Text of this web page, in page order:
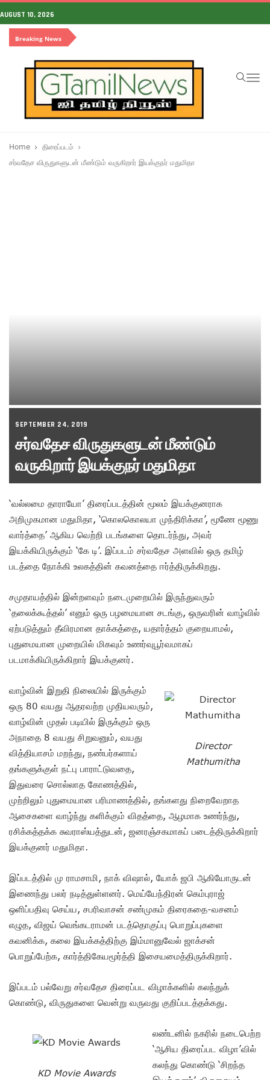
AUGUST 10, 2026
Breaking News
Home
திரைப்படம்
சர்வதேச விருதுகளுடன் மீண்டும் வருகிறார் இயக்குநர் மதுமிதா
SEPTEMBER 24, 2019
சர்வதேச விருதுகளுடன் மீண்டும்
வருகிறார் இயக்குநர் மதுமிதா
‘வல்லமை தாராயோ’ திரைப்படத்தின் மூலம் இயக்குனராக
அறிமுகமான மதுமிதா, ‘கொலகொலயா முந்திரிக்கா’, மூணே மூணு
வார்த்தை’ ஆகிய வெற்றி படங்களை தொடர்ந்து, அவர்
இயக்கியிருக்கும் ‘கே டி’. இப்படம் சர்வதேச அளவில் ஒரு தமிழ்
படத்தை நோக்கி உலகத்தின் கவனத்தை ஈர்த்திருக்கிறது.
சமுதாயத்தில் இன்றளவும் நடைமுறையில் இருந்துவரும்
‘தலைக்கூத்தல்’ எனும் ஒரு பழமையான சடங்கு, ஒருவரின் வாழ்வில்
ஏற்படுத்தும் தீவிரமான தாக்கத்தை, யதார்த்தம் குறையாமல்,
புதுமையான முறையில் மிகவும் உணர்வுபூர்வமாகப்
படமாக்கியிருக்கிறார் இயக்குனர்.
Director
Mathumitha
வாழ்வின் இறுதி நிலையில் இருக்கும்
ஒரு 80 வயது ஆதரவற்ற முதியவரும்,
வாழ்வின் முதல் படியில் இருக்கும் ஒரு
அநாதை 8 வயது சிறுவனும், வயது
வித்தியாசம் மறந்து, நண்பர்களாய்
தங்களுக்குள் நட்பு பாராட்டுவதை,
இதுவரை சொல்லாத கோணத்தில்,
முற்றிலும் புதுமையான பரிமாணத்தில், தங்களது நிறைவேறாத
ஆசைகளை வாழ்ந்து களிக்கும் விதத்தை, ஆழமாக உணர்ந்து,
ரசிக்கத்தக்க சுவராஸ்யத்துடன், ஜனரஞ்சகமாகப் படைத்திருக்கிறார்
இயக்குனர் மதுமிதா.
இப்படத்தில் மு ராமசாமி, நாக் விஷால், யோக் ஜபி ஆகியோருடன்
இணைந்து பலர் நடித்துள்ளனர். மெய்யேந்திரன் கெம்புராஜ்
ஒளிப்பதிவு செய்ய, சபரிவாசன் சண்முகம் திரைகதை-வசனம்
எழுத, விஜய் வெங்கடராமன் படத்தொகுப்பு பொறுப்புகளை
கவனிக்க, கலை இயக்கத்திற்கு இம்மானுவேல் ஜாக்சன்
பொறுப்பேற்க, கார்த்திகேயமூர்த்தி இசையமைத்திருக்கிறார்.
இப்படம் பல்வேறு சர்வதேச திரைப்பட விழாக்களில் கலந்துக்
கொண்டு, விருதுகளை வென்று வருவது குறிப்படத்தக்கது.
KD Movie Awards
லண்டனில் நகரில் நடைபெற்ற
‘ஆசிய திரைப்பட விழா’வில்
கலந்து கொண்டு ‘சிறந்த